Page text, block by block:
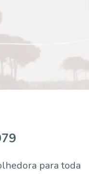
para toda